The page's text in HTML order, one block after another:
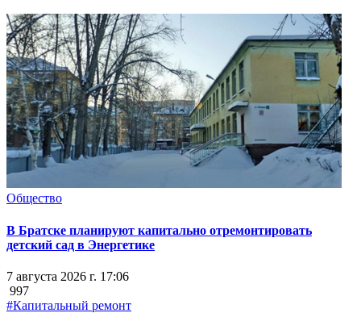
Общество
В Братске планируют капитально отремонтировать
детский сад в Энергетике
7 августа 2026 г. 17:06
997
#Капитальный ремонт